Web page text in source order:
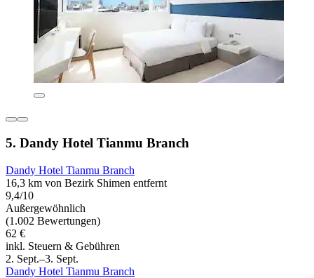
5. Dandy Hotel Tianmu Branch
Dandy Hotel Tianmu Branch
16,3 km von Bezirk Shimen entfernt
9,4/10
Außergewöhnlich
(1.002 Bewertungen)
62 €
inkl. Steuern & Gebühren
2. Sept.–3. Sept.
Dandy Hotel Tianmu Branch